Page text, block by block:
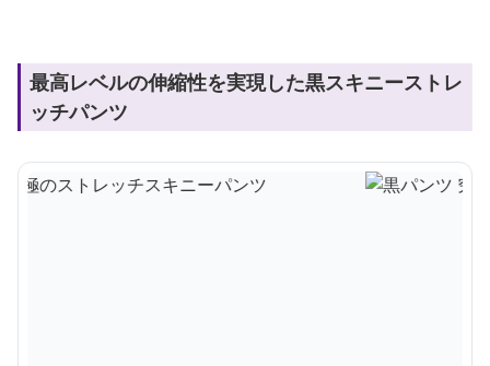
最高レベルの伸縮性を実現した黒スキニーストレ
ッチパンツ